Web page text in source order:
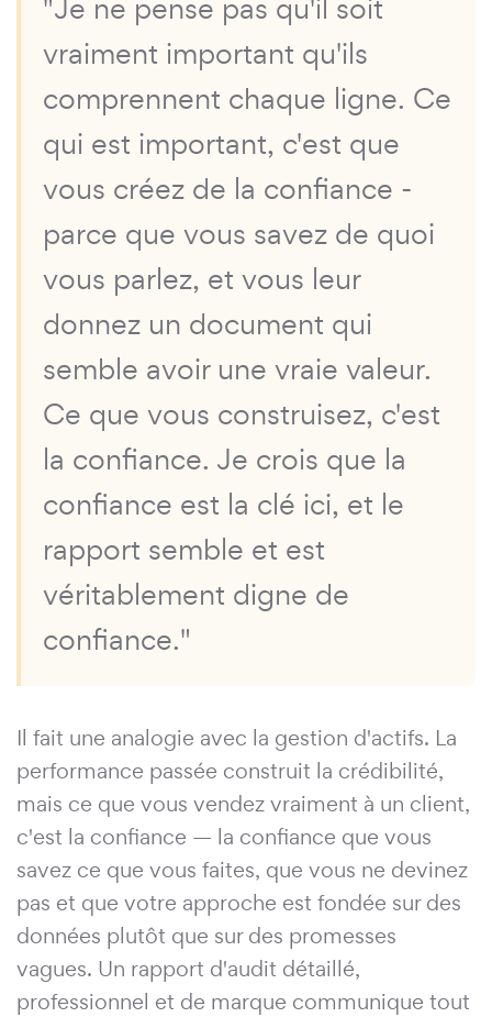
"Je ne pense pas qu'il soit
vraiment important qu'ils
comprennent chaque ligne. Ce
qui est important, c'est que
vous créez de la confiance -
parce que vous savez de quoi
vous parlez, et vous leur
donnez un document qui
semble avoir une vraie valeur.
Ce que vous construisez, c'est
la confiance. Je crois que la
confiance est la clé ici, et le
rapport semble et est
véritablement digne de
confiance."
Il fait une analogie avec la gestion d'actifs. La
performance passée construit la crédibilité,
mais ce que vous vendez vraiment à un client,
c'est la confiance — la confiance que vous
savez ce que vous faites, que vous ne devinez
pas et que votre approche est fondée sur des
données plutôt que sur des promesses
vagues. Un rapport d'audit détaillé,
professionnel et de marque communique tout